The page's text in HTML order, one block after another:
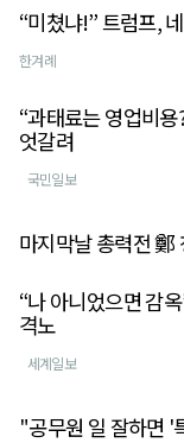
“미쳤냐!” 트럼프,
한겨례
“과태료는 영업비
엇갈려
국민일보
마지막날 총력전 鄭
“나 아니었으면 감
격노
세계일보
"공무원 일 잘하면